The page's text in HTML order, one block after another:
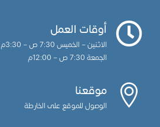
أوقات العمل
الاثنين – الخميس 7:30 ص – 3:30م
الجمعة 7:30 ص – 12:00م
موقعنا
الوصول للموقع على الخارطة